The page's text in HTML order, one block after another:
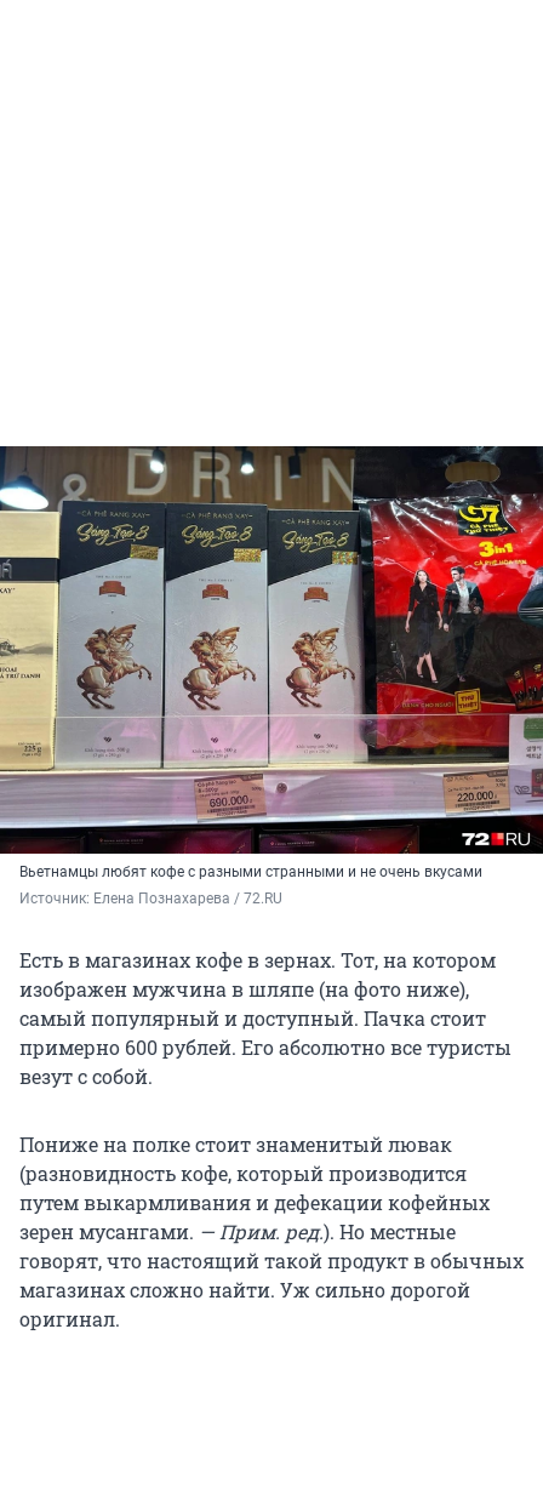
Вьетнамцы любят кофе с разными странными и не очень вкусами
Источник: Елена Познахарева / 72.RU
Есть в магазинах кофе в зернах. Тот, на котором
изображен мужчина в шляпе (на фото ниже),
самый популярный и доступный. Пачка стоит
примерно 600 рублей. Его абсолютно все туристы
везут с собой.
Пониже на полке стоит знаменитый лювак
(разновидность кофе, который производится
путем выкармливания и дефекации кофейных
зерен мусангами. — Прим. ред.). Но местные
говорят, что настоящий такой продукт в обычных
магазинах сложно найти. Уж сильно дорогой
оригинал.